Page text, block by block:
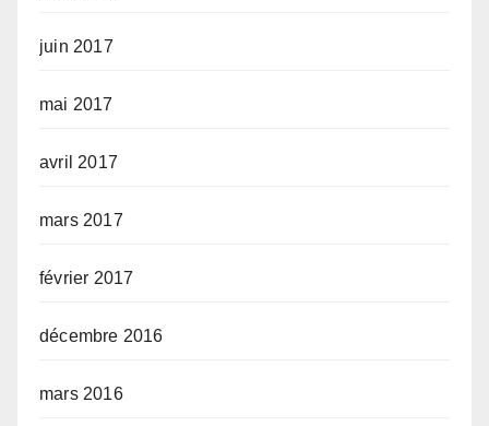
juin 2017
mai 2017
avril 2017
mars 2017
février 2017
décembre 2016
mars 2016